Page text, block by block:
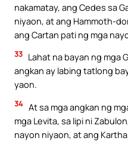
nakamatay, ang Cedes sa
niyaon, at ang Hammoth-
ang Cartan pati ng mga
33 Lahat na bayan ng mga
angkan ay labing tatlong
yaon.
34 At sa mga angkan ng
mga Levita, sa lipi ni
nayon niyaon, at ang